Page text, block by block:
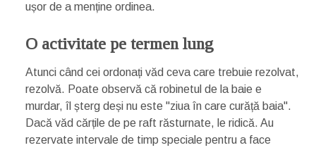
ușor de a menține ordinea.
O activitate pe termen lung
Atunci când cei ordonați văd ceva care trebuie rezolvat,
rezolvă. Poate observă că robinetul de la baie e
murdar, îl șterg deși nu este "ziua în care curăță baia".
Dacă văd cărțile de pe raft răsturnate, le ridică. Au
rezervate intervale de timp speciale pentru a face